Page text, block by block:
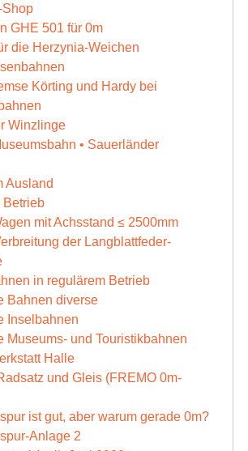
Shop
GHE 501 für 0m
die Herzynia-Weichen
Körting und Hardy bei
Winzlinge
• Sauerländer
Ausland
Betrieb
mit Achsstand ≤ 2500mm
der Langblattfeder-
in regulärem Betrieb
Bahnen diverse
Inselbahnen
Museums- und Touristikbahnen
Halle
und Gleis (FREMO 0m-
ist gut, aber warum gerade 0m?
Anlage 2